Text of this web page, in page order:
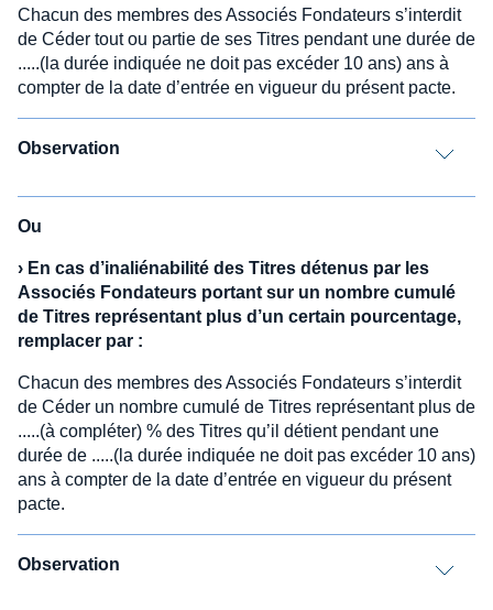
Chacun des membres des Associés Fondateurs s’interdit
de Céder tout ou partie de ses Titres pendant une durée de
.....(la durée indiquée ne doit pas excéder 10 ans) ans à
compter de la date d’entrée en vigueur du présent pacte.
Observation
Ou
› En cas d’inaliénabilité des Titres détenus par les
Associés Fondateurs portant sur un nombre cumulé
de Titres représentant plus d’un certain pourcentage,
remplacer par :
Chacun des membres des Associés Fondateurs s’interdit
de Céder un nombre cumulé de Titres représentant plus de
.....(à compléter) % des Titres qu’il détient pendant une
durée de .....(la durée indiquée ne doit pas excéder 10 ans)
ans à compter de la date d’entrée en vigueur du présent
pacte.
Observation